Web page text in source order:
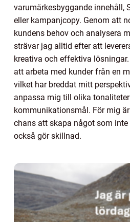
varumärkesbyggande innehåll,
eller kampanjcopy. Genom att
kundens behov och analysera
strävar jag alltid efter att
kreativa och effektiva
att arbeta med kunder från en
vilket har breddat mitt
anpassa mig till olika
kommunikationsmål. För mig
chans att skapa något som
också gör skillnad.